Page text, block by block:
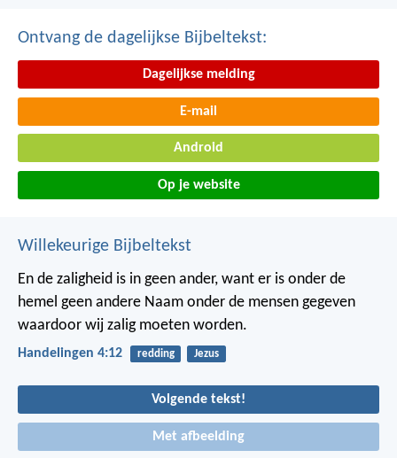
Ontvang de dagelijkse Bijbeltekst:
Dagelijkse melding
E-mail
Android
Op je website
Willekeurige Bijbeltekst
En de zaligheid is in geen ander, want er is onder de
hemel geen andere Naam onder de mensen gegeven
waardoor wij zalig moeten worden.
Handelingen 4:12 redding Jezus
Volgende tekst!
Met afbeelding